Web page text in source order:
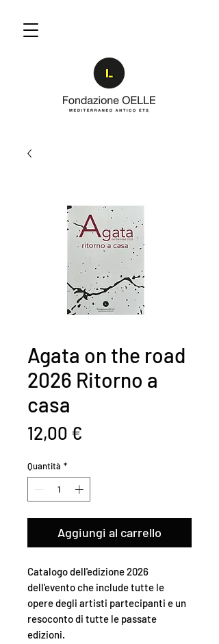
Agata on the road
2026 Ritorno a
casa
12,00 €
Quantità *
Aggiungi al carrello
Catalogo dell'edizione 2026
dell'evento che include tutte le
opere degli artisti partecipanti e un
resoconto di tutte le passate
edizioni.